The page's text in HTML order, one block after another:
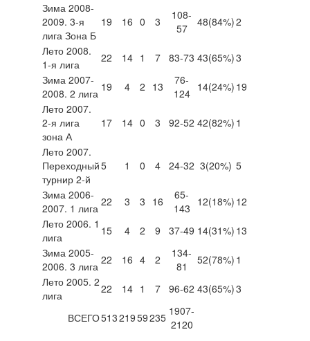
Зима 2008-
2009. 3-я
лига Зона Б
19 16 0 3
108-
57
48(84%)2
Лето 2008.
1-я лига
22 14 1 7 83-73 43(65%)3
Зима 2007-
2008. 2 лига 19 4 2 13
76-
124 14(24%) 19
Лето 2007.
2-я лига
зона А
17 14 0 3 92-52 42(82%) 1
Лето 2007.
Переходный
турнир 2-й
5 1 0 4 24-32 3(20%) 5
Зима 2006-
2007. 1 лига 22 3 3 16
65-
143 12(18%) 12
Лето 2006. 1
лига
15 4 2 9 37-49 14(31%) 13
Зима 2005-
2006. 3 лига 22 16 4 2
134-
81
52(78%) 1
Лето 2005. 2
лига
22 14 1 7 96-62 43(65%)3
ВСЕГО51321959235 1907-
2120